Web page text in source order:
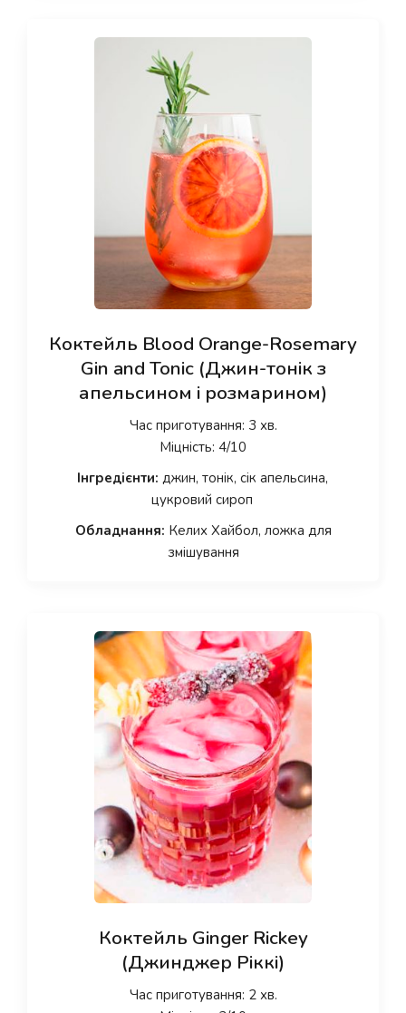
Коктейль Blood Orange-Rosemary
Gin and Tonic (Джин-тонік з
апельсином і розмарином)
Час приготування: 3 хв.
Міцність: 4/10
Інгредієнти: джин, тонік, сік апельсина,
цукровий сироп
Обладнання: Келих Хайбол, ложка для
змішування
Коктейль Ginger Rickey
(Джинджер Ріккі)
Час приготування: 2 хв.